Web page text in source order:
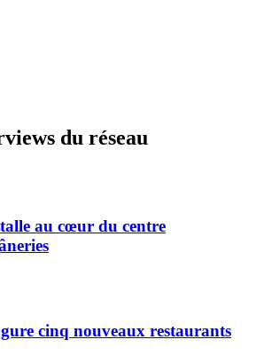
du réseau
au cœur du centre
cinq nouveaux restaurants